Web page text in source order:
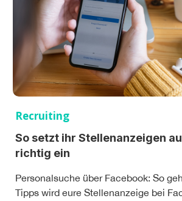
Recruiting
So setzt ihr Stellenanzeigen
richtig ein
Personalsuche über Facebook: So
Tipps wird eure Stellenanzeige bei